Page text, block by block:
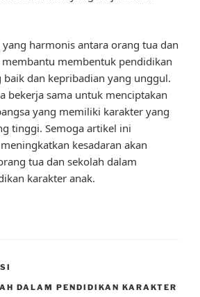
harmonis antara orang tua dan
membentuk pendidikan
baik dan kepribadian yang unggul.
bekerja sama untuk menciptakan
yang memiliki karakter yang
tinggi. Semoga artikel ini
kesadaran akan
tua dan sekolah dalam
karakter anak.
DALAM PENDIDIKAN KARAKTER